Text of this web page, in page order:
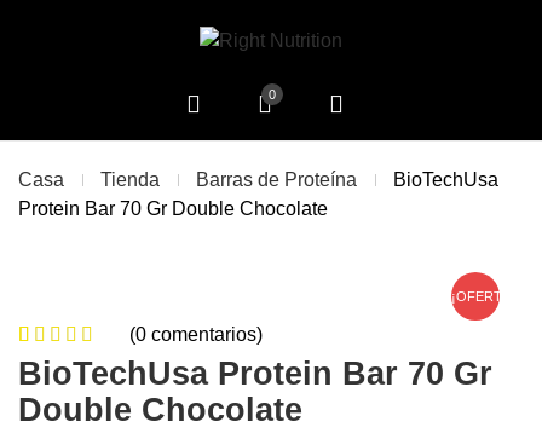
0
Casa Tienda Barras de Proteína
BioTechUsa
Protein Bar 70 Gr Double Chocolate
¡OFERTA!
0de
5
based on
0
customer
(0 comentarios)
BioTechUsa Protein Bar 70 Gr
Double Chocolate